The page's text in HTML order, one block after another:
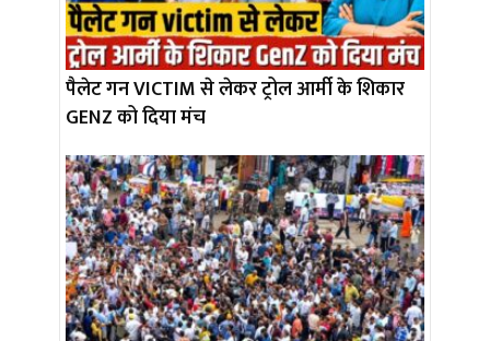
पैलेट गन VICTIM से लेकर ट्रोल आर्मी के शिकार
GENZ को दिया मंच